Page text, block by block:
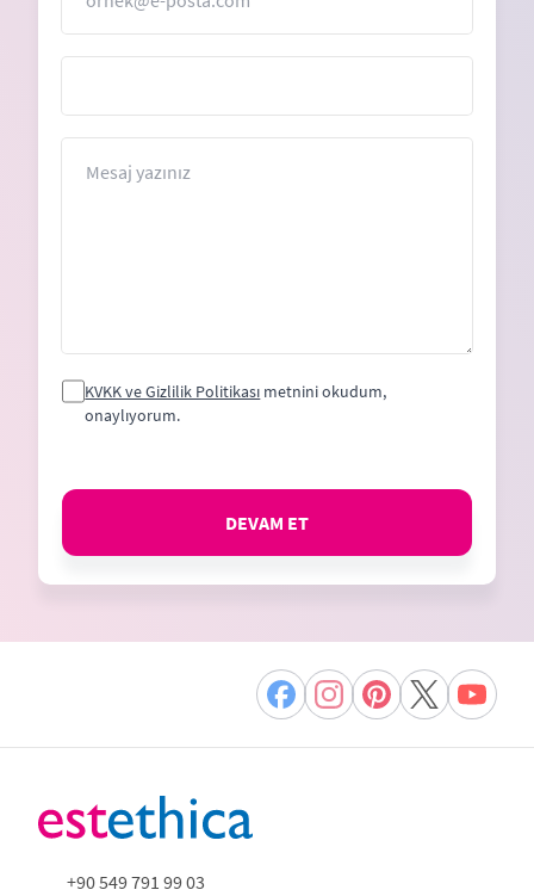
KVKK ve Gizlilik Politikası metnini okudum,
onaylıyorum.
DEVAM ET
+90 549 791 99 03